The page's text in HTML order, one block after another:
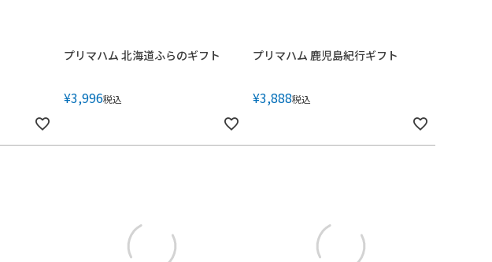
プリマハム 北海道ふらのギフト
¥3,996税込
プリマハム 鹿児島紀行ギフト
¥3,888税込